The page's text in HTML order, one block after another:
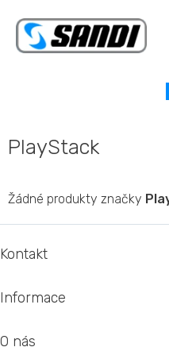
obsah
PlayStack
Žádné produkty značky
á
t
Kontakt
Informace
O nás